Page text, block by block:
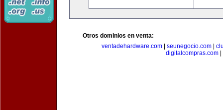
Otros dominios en venta:
ventadehardware.com| seunegocio.com|
digitalcompras.com